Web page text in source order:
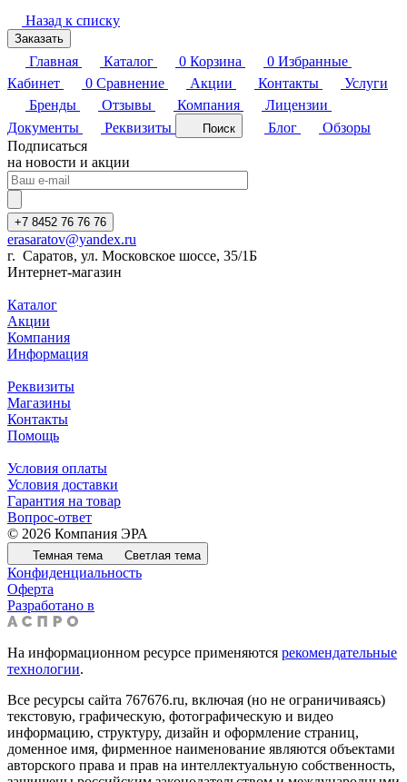
Назад к списку
Заказать
Главная Каталог 0 Корзина 0 Избранные
Кабинет
0 Сравнение Акции Контакты
Услуги
Бренды
Отзывы Компания
Лицензии
Документы
Реквизиты Поиск Блог
Обзоры
Подписаться
на новости и акции
+7 8452 76 76 76
erasaratov@yandex.ru
г. Саратов, ул. Московское шоссе, 35/1Б
Интернет-магазин
Каталог
Акции
Компания
Информация
Реквизиты
Магазины
Контакты
Помощь
Условия оплаты
Условия доставки
Гарантия на товар
Вопрос-ответ
© 2026 Компания ЭРА
Темная тема Светлая тема
Конфиденциальность
Оферта
Разработано в
На информационном ресурсе применяются рекомендательные
технологии.
Все ресурсы сайта 767676.ru, включая (но не ограничиваясь)
текстовую, графическую, фотографическую и видео
информацию, структуру, дизайн и оформление страниц,
доменное имя, фирменное наименование являются объектами
авторского права и прав на интеллектуальную собственность,